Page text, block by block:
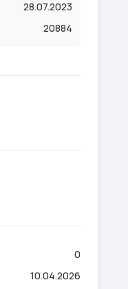
28.07.2023
20884
0
10.04.2026